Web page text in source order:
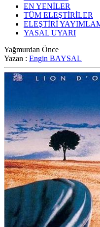
EN YENİLER
TÜM ELEŞTİRİLER
ELEŞTİRİ
YASAL UYARI
Yağmurdan Önce
Yazan : Engin BAYSAL